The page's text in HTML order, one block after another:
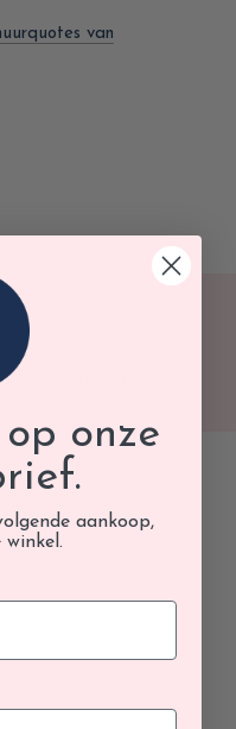
van
WINKEL
onze
aankoop,